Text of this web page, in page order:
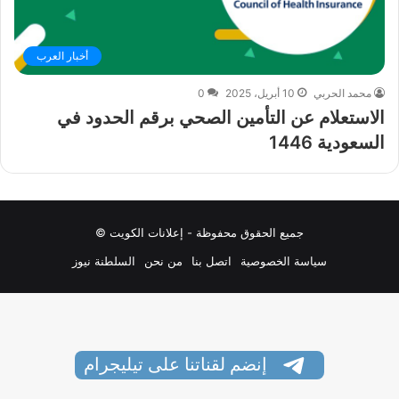
أخبار العرب
محمد الحربي 10 أبريل، 2025 0
الاستعلام عن التأمين الصحي برقم الحدود في
السعودية 1446
جميع الحقوق محفوظة - إعلانات الكويت ©
سياسة الخصوصية
اتصل بنا من نحن السلطنة نيوز
إنضم لقناتنا على تيليجرام